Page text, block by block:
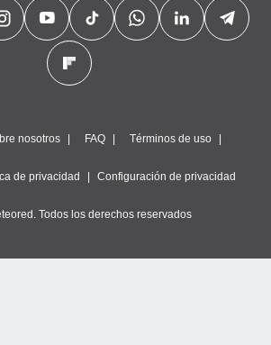
nosotros FAQ Términos de uso
de privacidad Configuración de privacidad
Todos los derechos reservados